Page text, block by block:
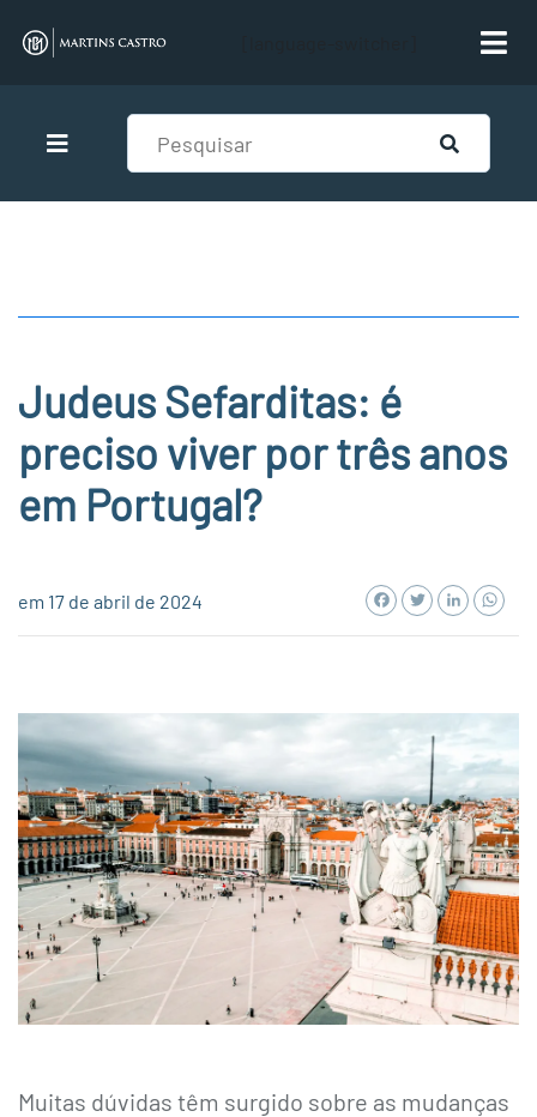
Judeus Sefarditas: é
preciso viver por três anos
em Portugal?
em 17 de abril de 2024 Facebook
Twitter
Muitas dúvidas têm surgido sobre as mudanças